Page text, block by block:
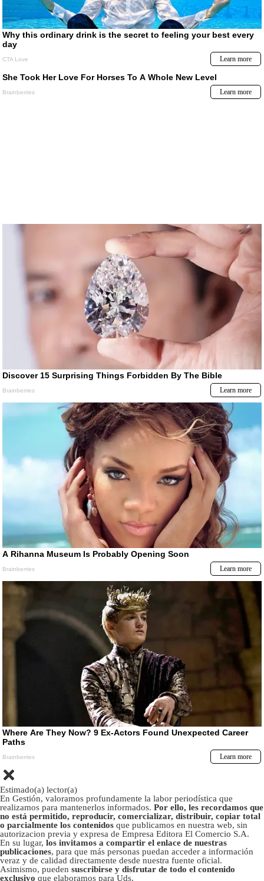
Estimado(a) lector(a)
En Gestión, valoramos profundamente la labor periodística que
realizamos para mantenerlos informados. Por ello, les recordamos que
no está permitido, reproducir, comercializar, distribuir, copiar total
o parcialmente los contenidos que publicamos en nuestra web, sin
autorizacion previa y expresa de Empresa Editora El Comercio S.A.
En su lugar, los invitamos a compartir el enlace de nuestras
publicaciones, para que más personas puedan acceder a información
veraz y de calidad directamente desde nuestra fuente oficial.
Asimismo, pueden suscribirse y disfrutar de todo el contenido
exclusivo que elaboramos para Uds.